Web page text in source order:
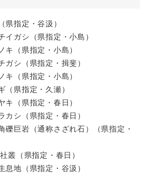
県指定・谷汲）
イガシ（県指定・小島）
キ（県指定・小島）
ガシ（県指定・揖斐）
キ（県指定・小島）
（県指定・久瀬）
キ（県指定・春日）
カシ（県指定・春日）
礫巨岩（通称さざれ石）（県指定・
叢（県指定・春日）
息地（県指定・谷汲）